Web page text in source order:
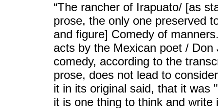
“The rancher of Irapuato/ [as
prose, the only one preserved
and figure] Comedy of
acts by the Mexican poet / Don
comedy, according to the
prose, does not lead to
it in its original said, that it was
it is one thing to think and